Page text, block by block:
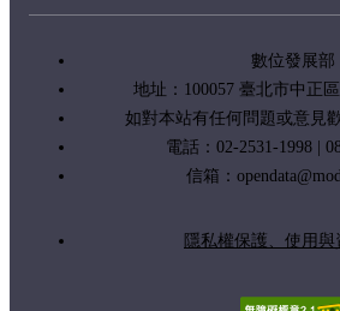
數位發展部
地址：100057 臺北市中正
如對本站有任何問題或意見
電話：02-2531-1998 |
信箱：
隱私權保護、使用與